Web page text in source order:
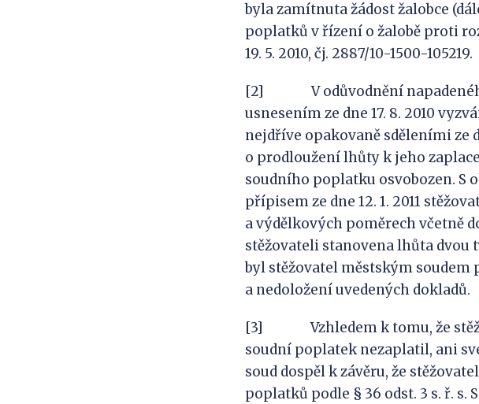
byla zamítnuta žádost žalobce
poplatků v řízení o žalobě proti
19. 5. 2010, čj. 2887/10-1500-105219.
[2] V odůvodnění napadeného
usnesením ze dne 17. 8. 2010
nejdříve opakovaně sděleními ze
o prodloužení lhůty k jeho
soudního poplatku osvobozen. S
přípisem ze dne 12. 1. 2011
a výdělkových poměrech včetně
stěžovateli stanovena lhůta dvou
byl stěžovatel městským
a nedoložení uvedených dokladů.
[3] Vzhledem k tomu, že
soudní poplatek nezaplatil, ani
soud dospěl k závěru, že
poplatků podle § 36 odst. 3 s. ř. s.